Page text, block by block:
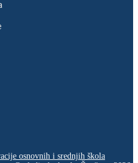
osnovnih i srednjih škola